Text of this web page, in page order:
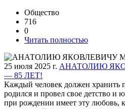
Общество
716
0
Читать полностью
25 июля 2025 г. АНАТОЛИЮ
— 85 ЛЕТ!
Каждый человек должен хранить
родился и провел свое детство и
при рождении имеет эту любовь,